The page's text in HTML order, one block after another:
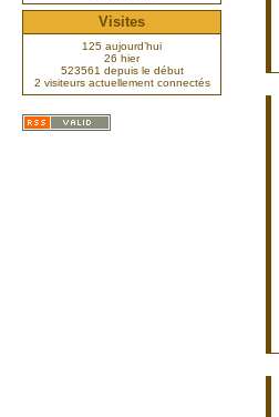
Visites
125 aujourd’hui
26 hier
523561 depuis le début
2 visiteurs actuellement connectés